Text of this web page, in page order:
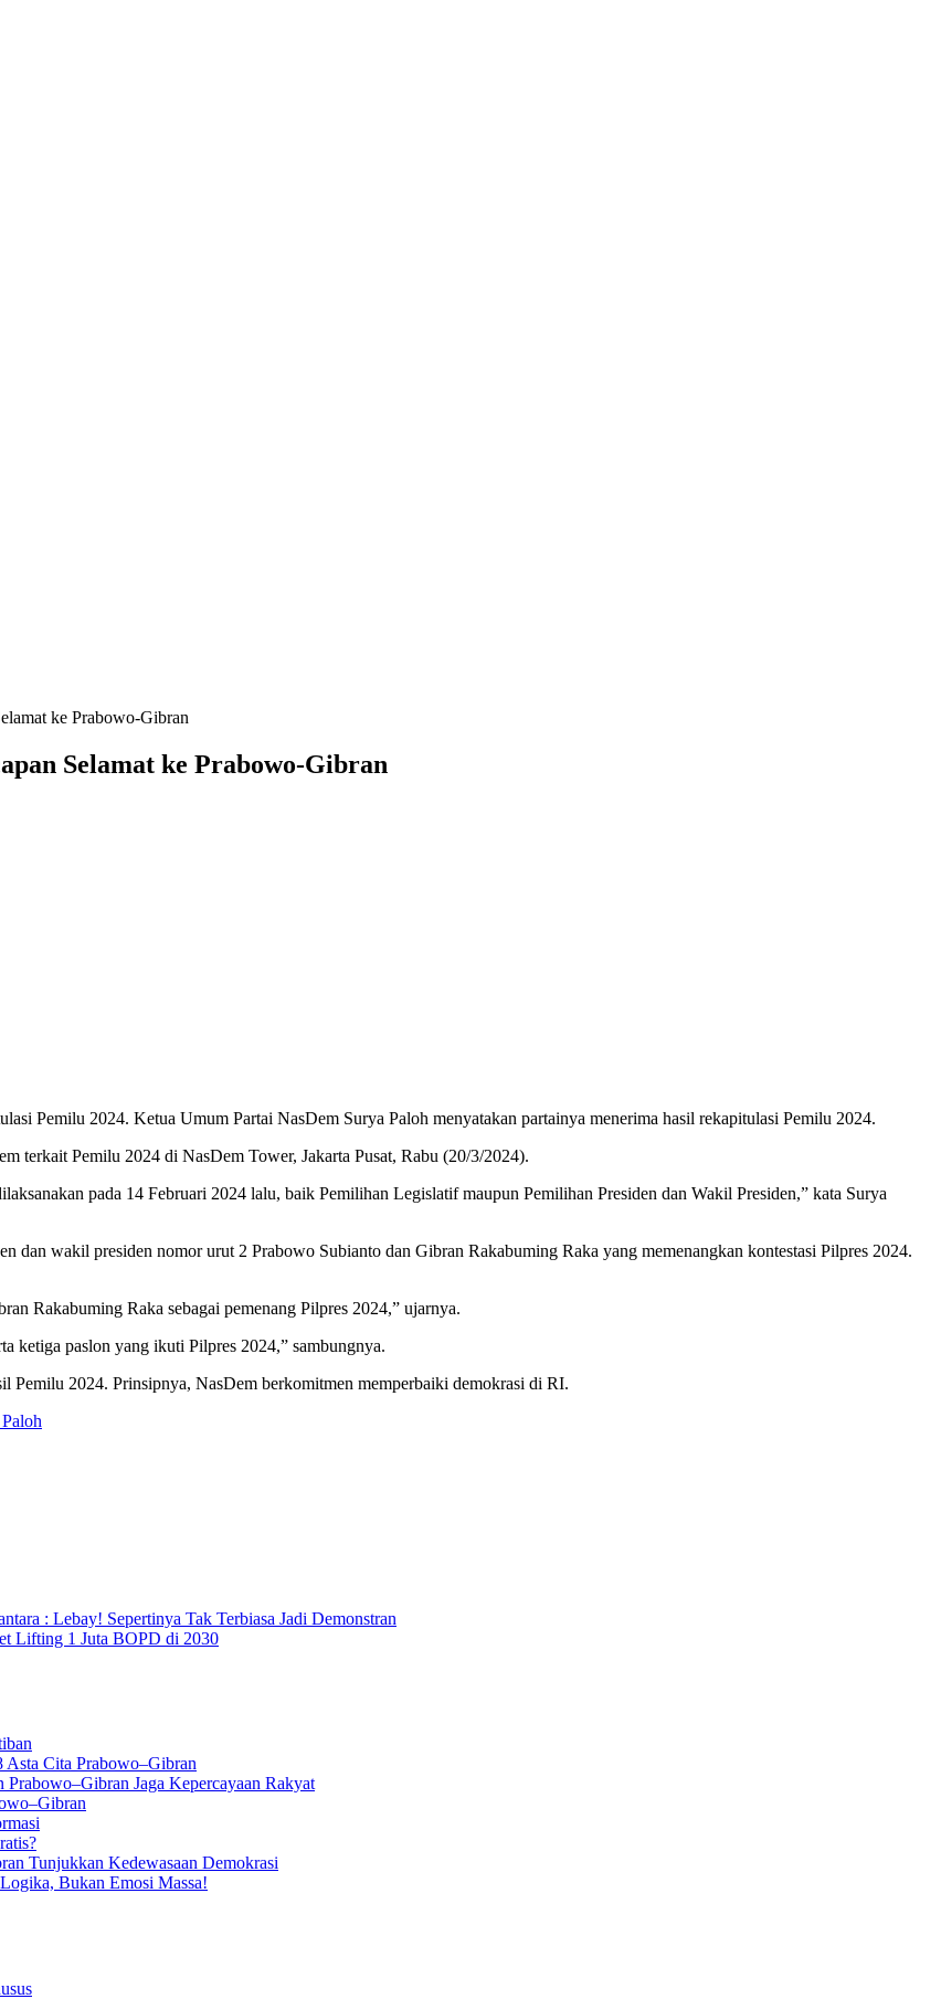
ke Prabowo-Gibran
Selamat ke Prabowo-Gibran
Pemilu 2024. Ketua Umum Partai NasDem Surya Paloh menyatakan partainya menerima hasil rekapitulasi Pemilu 2024.
terkait Pemilu 2024 di NasDem Tower, Jakarta Pusat, Rabu (20/3/2024).
pada 14 Februari 2024 lalu, baik Pemilihan Legislatif maupun Pemilihan Presiden dan Wakil Presiden,” kata Surya
dan wakil presiden nomor urut 2 Prabowo Subianto dan Gibran Rakabuming Raka yang memenangkan kontestasi Pilpres 2024.
Rakabuming Raka sebagai pemenang Pilpres 2024,” ujarnya.
ketiga paslon yang ikuti Pilpres 2024,” sambungnya.
Pemilu 2024. Prinsipnya, NasDem berkomitmen memperbaiki demokrasi di RI.
: Lebay! Sepertinya Tak Terbiasa Jadi Demonstran
Lifting 1 Juta BOPD di 2030
Cita Prabowo–Gibran
Jaga Kepercayaan Rakyat
Tunjukkan Kedewasaan Demokrasi
Bukan Emosi Massa!